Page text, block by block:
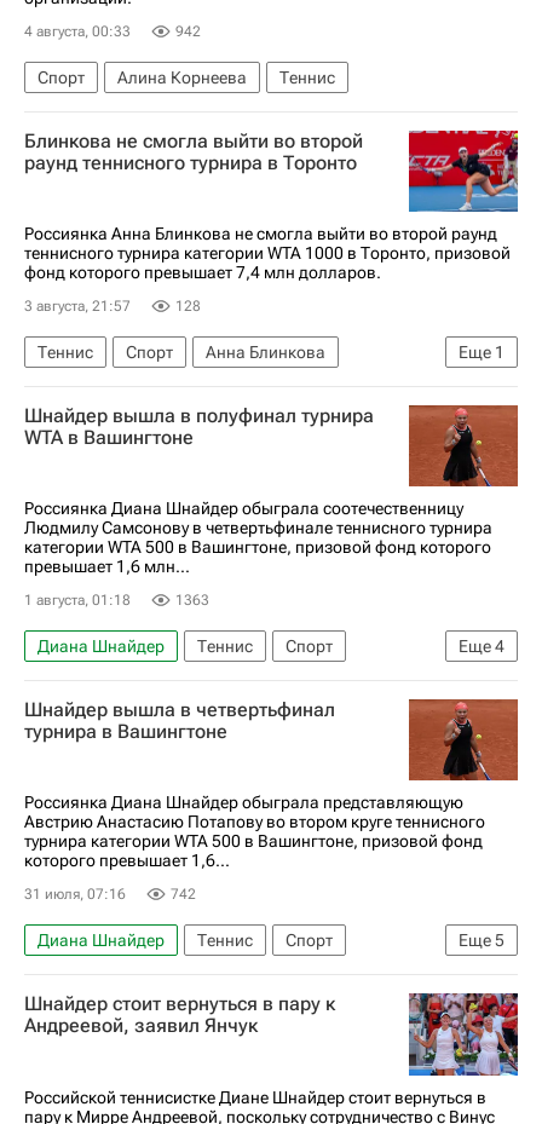
4 августа, 00:33 942
Спорт Алина Корнеева Теннис
Блинкова не смогла выйти во второй
раунд теннисного турнира в Торонто
Россиянка Анна Блинкова не смогла выйти во второй раунд
теннисного турнира категории WTA 1000 в Торонто, призовой
фонд которого превышает 7,4 млн долларов.
3 августа, 21:57 128
Еще 1
Теннис Спорт
Анна Блинкова
Женская теннисная ассоциация (WTA)
Шнайдер вышла в полуфинал турнира
WTA в Вашингтоне
Россиянка Диана Шнайдер обыграла соотечественницу
Людмилу Самсонову в четвертьфинале теннисного турнира
категории WTA 500 в Вашингтоне, призовой фонд которого
превышает 1,6 млн...
1 августа, 01:18 1363
Еще4
Диана Шнайдер Теннис
Спорт
Вашингтон (штат)
Людмила Самсонова
Джессика Пегула
Шнайдер вышла в четвертьфинал
турнира в Вашингтоне
Россиянка Диана Шнайдер обыграла представляющую
Австрию Анастасию Потапову во втором круге теннисного
турнира категории WTA 500 в Вашингтоне, призовой фонд
которого превышает 1,6...
31 июля, 07:16 742
Еще5
Диана Шнайдер Теннис
Спорт
Вашингтон (штат)
Австрия
Анастасия Потапова
Людмила Самсонова
Шнайдер стоит вернуться в пару к
Андреевой, заявил Янчук
Российской теннисистке Диане Шнайдер стоит вернуться в
пару к Мирре Андреевой, поскольку сотрудничество с Винус